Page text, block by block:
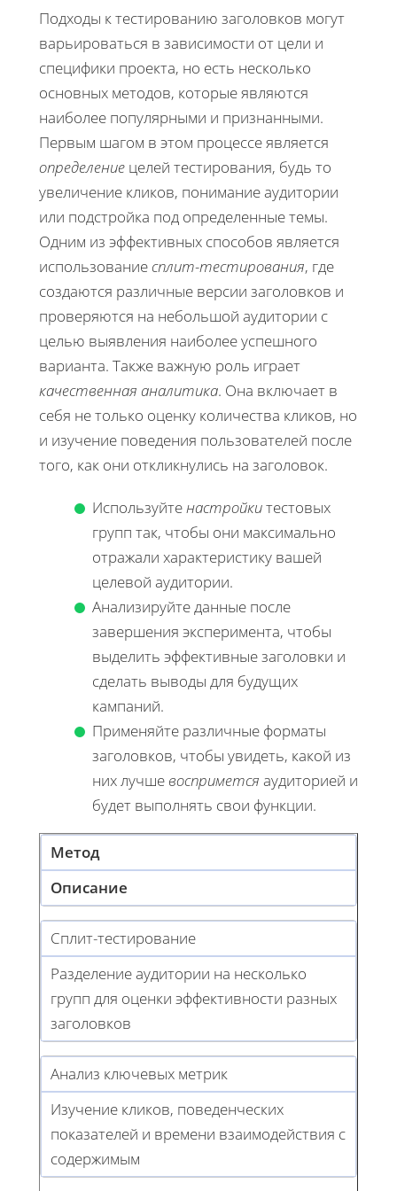
Подходы к тестированию заголовков могут
варьироваться в зависимости от цели и
специфики проекта, но есть несколько
основных методов, которые являются
наиболее популярными и признанными.
Первым шагом в этом процессе является
определение целей тестирования, будь то
увеличение кликов, понимание аудитории
или подстройка под определенные темы.
Одним из эффективных способов является
использованиесплит-тестирования, где
создаются различные версии заголовков и
проверяются на небольшой аудитории с
целью выявления наиболее успешного
варианта. Также важную роль играет
качественная аналитика. Она включает в
себя не только оценку количества кликов, но
и изучение поведения пользователей после
того, как они откликнулись на заголовок.
Используйтенастройкитестовых
групп так, чтобы они максимально
отражали характеристику вашей
целевой аудитории.
Анализируйте данные после
завершения эксперимента, чтобы
выделить эффективные заголовки и
сделать выводы для будущих
кампаний.
Применяйте различные форматы
заголовков, чтобы увидеть, какой из
них лучше воспримется аудиторией и
будет выполнять свои функции.
Метод
Описание
Сплит-тестирование
Разделение аудитории на несколько
групп для оценки эффективности разных
заголовков
Анализ ключевых метрик
Изучение кликов, поведенческих
показателей и времени взаимодействия с
содержимым